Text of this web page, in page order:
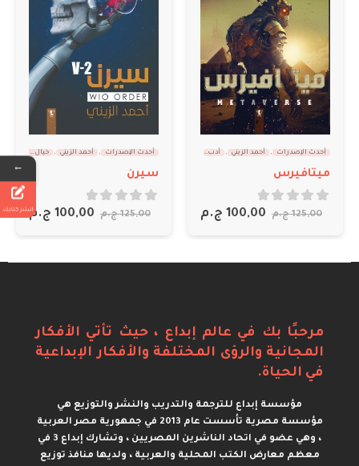
أحدث الإصدرات , أحمد الزيني , أدب
ميتافيرس
0
out of 5
125,00 ج.م 100,00 ج.م
أحدث الإصدرات , أحمد الزيني , خيال علمي
سيرن
0
out of 5
125,00 ج.م 100,00 ج.م
مرحبًا بك في عالم إبداع ، حيث تأتي الأفكار
المجانية والرؤى المختلفة والأفكار الإبداعية
في الحياة.
مؤسسة إبداع للترجمة والتدريب والنشر والتوزيع هي
مؤسسة مصرية تأسست عام 2013 في جمهورية مصر العربية
، وهي عضو في اتحاد الناشرين المصريين ، وتشارك إبداع 3 في
معظم معارض الكتب المحلية والعربية ، ولديها منافذ توزيع
←
انشر كتابك